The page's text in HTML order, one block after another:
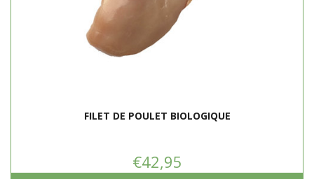
FILET DE POULET BIOLOGIQUE
€42,95